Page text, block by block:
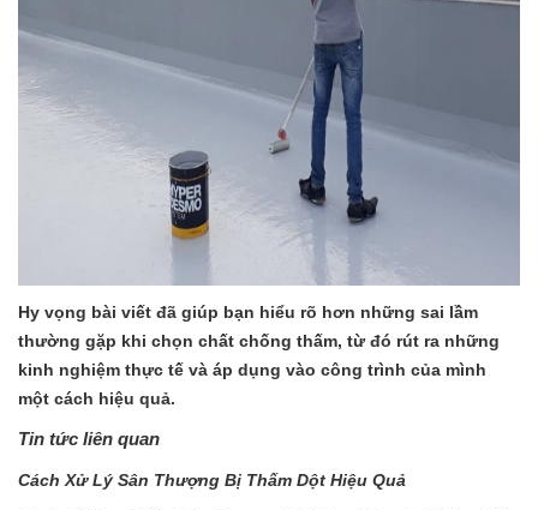
Hy vọng bài viết đã giúp bạn hiểu rõ hơn những sai lầm
thường gặp khi chọn chất chống thấm, từ đó rút ra những
kinh nghiệm thực tế và áp dụng vào công trình của mình
một cách hiệu quả.
Tin tức liên quan
Cách Xử Lý Sân Thượng Bị Thấm Dột Hiệu Quả